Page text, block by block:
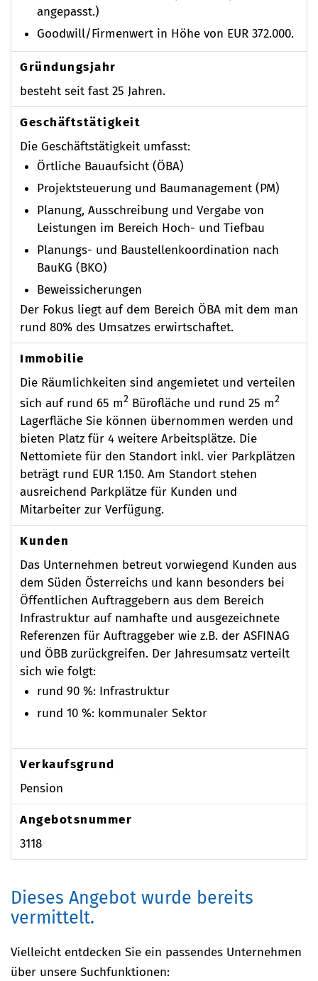
angepasst.)
Goodwill/Firmenwert in Höhe von EUR 372.000.
Gründungsjahr
besteht seit fast 25 Jahren.
Geschäftstätigkeit
Die Geschäftstätigkeit umfasst:
Örtliche Bauaufsicht (ÖBA)
Projektsteuerung und Baumanagement (PM)
Planung, Ausschreibung und Vergabe von
Leistungen im Bereich Hoch- und Tiefbau
Planungs- und Baustellenkoordination nach
BauKG (BKO)
Beweissicherungen
Der Fokus liegt auf dem Bereich ÖBA mit dem man
rund 80% des Umsatzes erwirtschaftet.
Immobilie
Die Räumlichkeiten sind angemietet und verteilen
sich auf rund 65 m2 Bürofläche und rund 25 m2
Lagerfläche Sie können übernommen werden und
bieten Platz für 4 weitere Arbeitsplätze. Die
Nettomiete für den Standort inkl. vier Parkplätzen
beträgt rund EUR 1.150. Am Standort stehen
ausreichend Parkplätze für Kunden und
Mitarbeiter zur Verfügung.
Kunden
Das Unternehmen betreut vorwiegend Kunden aus
dem Süden Österreichs und kann besonders bei
Öffentlichen Auftraggebern aus dem Bereich
Infrastruktur auf namhafte und ausgezeichnete
Referenzen für Auftraggeber wie z.B. der ASFINAG
und ÖBB zurückgreifen. Der Jahresumsatz verteilt
sich wie folgt:
rund 90 %: Infrastruktur
rund 10 %: kommunaler Sektor
Verkaufsgrund
Pension
Angebotsnummer
3118
Dieses Angebot wurde bereits
vermittelt.
Vielleicht entdecken Sie ein passendes Unternehmen
über unsere Suchfunktionen: